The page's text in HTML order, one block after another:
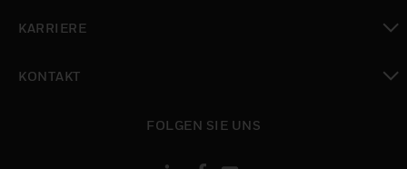
KARRIERE
KONTAKT
FOLGEN SIE UNS